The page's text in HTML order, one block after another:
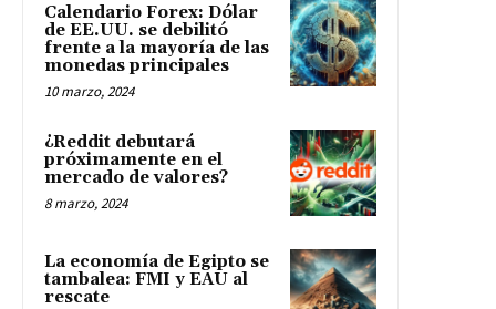
Calendario Forex: Dólar
de EE.UU. se debilitó
frente a la mayoría de las
monedas principales
10 marzo, 2024
¿Reddit debutará
próximamente en el
mercado de valores?
8 marzo, 2024
La economía de Egipto se
tambalea: FMI y EAU al
rescate